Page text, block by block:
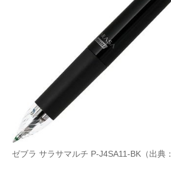
企業ITのトレンドを詳説
経営リーダーのコミュニティ
マーケ×ITの今がよく分かる
ITエンジニア向け専門サイト
企業向けIT製品の総合サイト
ゼブラ サラサマルチ P-J4SA11-BK（出典：